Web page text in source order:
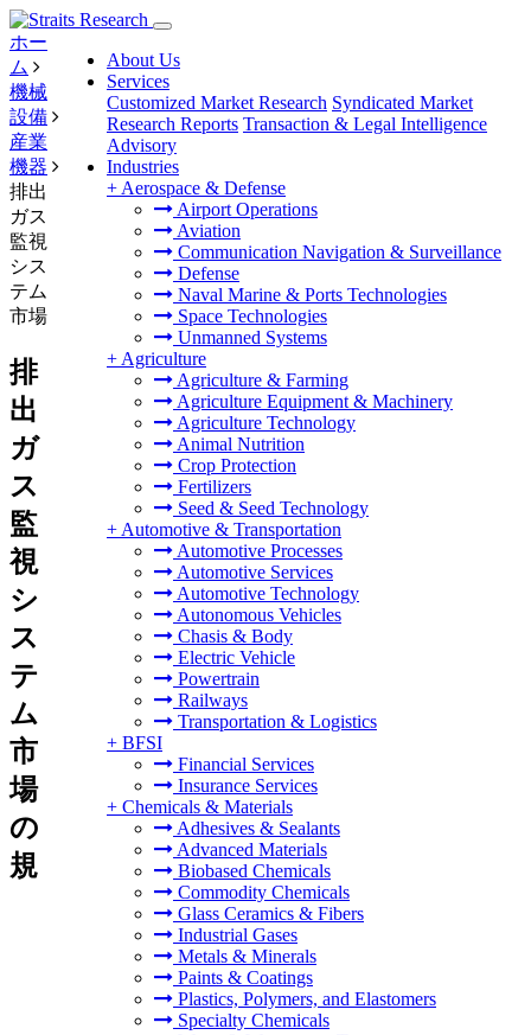
About Us
Services
Customized Market Research Syndicated Market
Research Reports Transaction & Legal Intelligence
Advisory
Industries
+ Aerospace & Defense
Airport Operations
Aviation
Communication Navigation & Surveillance
Defense
Naval Marine & Ports Technologies
Space Technologies
Unmanned Systems
+ Agriculture
Agriculture & Farming
Agriculture Equipment & Machinery
Agriculture Technology
Animal Nutrition
Crop Protection
Fertilizers
Seed & Seed Technology
+ Automotive & Transportation
Automotive Processes
Automotive Services
Automotive Technology
Autonomous Vehicles
Chasis & Body
Electric Vehicle
Powertrain
Railways
Transportation & Logistics
+ BFSI
Financial Services
Insurance Services
+ Chemicals & Materials
Adhesives & Sealants
Advanced Materials
Biobased Chemicals
Commodity Chemicals
Glass Ceramics & Fibers
Industrial Gases
Metals & Minerals
Paints & Coatings
Plastics, Polymers, and Elastomers
Specialty Chemicals
ホー
ム
機械
設備
産業
機器
排出
ガス
監視
シス
テム
市場
排
出
ガ
ス
監
視
シ
ス
テ
ム
市
場
の
規